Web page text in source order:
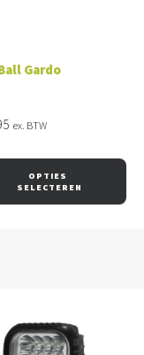
Gardo
ex. BTW
OPTIES
SELECTEREN